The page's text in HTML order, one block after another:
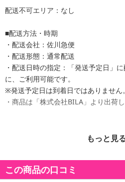
配送不可エリア：なし
■配送方法・時期
・配送会社：佐川急便
・配送形態：通常配送
・配送日時の指定：「発送予定日」
に、ご利用可能です。
※発送予定日は到着日ではありません。
・商品は「株式会社BILA」より出荷し
裏起毛で防寒用インナー！肩紐が幅
感フリー
もっと見
この商品の口コミ